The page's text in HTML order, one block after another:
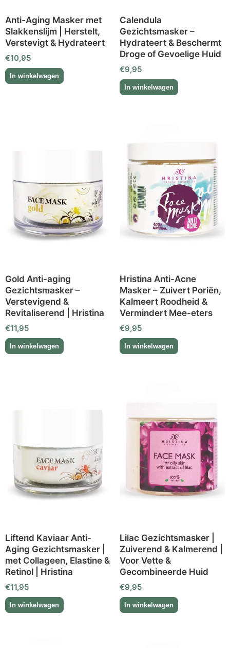
Anti-Aging Masker met
Slakkenslijm | Herstelt,
Verstevigt & Hydrateert
€10,95
Calendula
Gezichtsmasker –
Hydrateert & Beschermt
Droge of Gevoelige Huid
€9,95
Gold Anti-aging
Gezichtsmasker –
Verstevigend &
Revitaliserend | Hristina
€11,95
Hristina Anti-Acne
Masker – Zuivert Poriën,
Kalmeert Roodheid &
Vermindert Mee-eters
€9,95
Liftend Kaviaar Anti-
Aging Gezichtsmasker |
met Collageen, Elastine &
Retinol | Hristina
€11,95
Lilac Gezichtsmasker |
Zuiverend & Kalmerend |
Voor Vette &
Gecombineerde Huid
€9,95